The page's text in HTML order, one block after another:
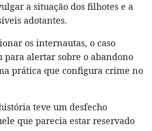
a situação dos filhotes e a
adotantes.
os internautas, o caso
para alertar sobre o abandono
prática que configura crime no
teve um desfecho
que parecia estar reservado